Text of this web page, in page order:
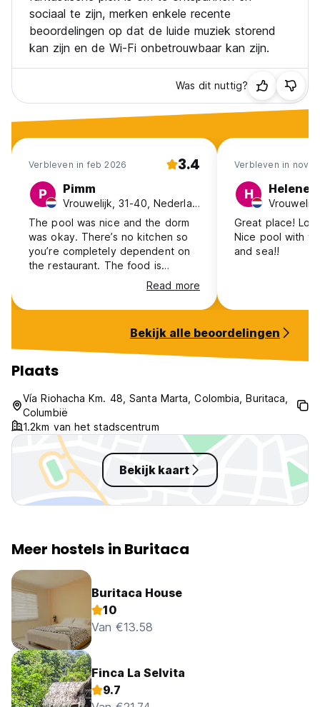
Betaling bij aankomst contant, per creditcard of pinpas.
(Deze accommodatie kan voor aankomst een pre-
RNT #39996 (Auto-translated from original language)
sociaal te zijn, merken enkele recente
beoordelingen op dat de luide muziek storend
kan zijn en de Wi-Fi onbetrouwbaar kan zijn.
Was dit nuttig?
Verbleven in feb 2026 3.4
P Pimm
Vrouwelijk, 31-40, Nederland
The pool was nice and the dorm
was okay. There’s no kitchen so
you’re completely dependent on
the restaurant. The food is
overpriced and portions are small.
They don’t really cater to specific
allergies or diets. My whole dorm
because they don’t provide
mosquito nets. The national park
closed down because of unrest
when I was there but the hostel
didn’t communicate about it at all. I
left early.
Read more
Verbleven in nov
H Helene
Great place!
Nice pool with
and sea!!
Bekijk alle beoordelingen
Plaats
Vía Riohacha Km. 48, Santa Marta, Colombia, Buritaca,
Columbië
1.2km van het stadscentrum
Bekijk kaart
Meer hostels in Buritaca
Buritaca House
10
Van €13.58
Finca La Selvita
9.7